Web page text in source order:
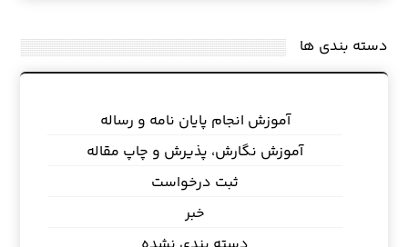
دسته بندی ها
آموزش انجام پایان نامه و رساله
آموزش نگارش، پذیرش و چاپ مقاله
ثبت درخواست
خبر